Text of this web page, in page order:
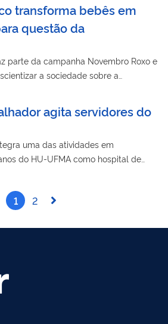
transforma bebês em
questão da
parte da campanha Novembro Roxo e
a sociedade sobre a
agita servidores do
uma das atividades em
do HU-UFMA como hospital de
1 2